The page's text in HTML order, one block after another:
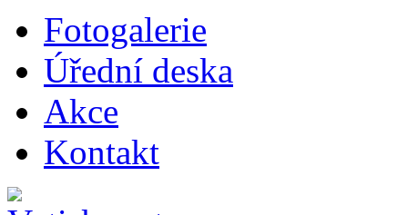
Fotogalerie
Úřední deska
Akce
Kontakt